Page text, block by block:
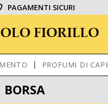
PAGAMENTI SICURI
PROFUMI DI
BORSA